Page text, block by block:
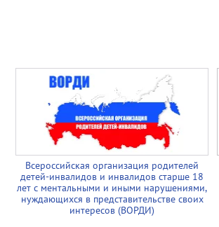
Всероссийская организация родителей
детей-инвалидов и инвалидов старше 18
лет с ментальными и иными нарушениями,
нуждающихся в представительстве своих
интересов (ВОРДИ)